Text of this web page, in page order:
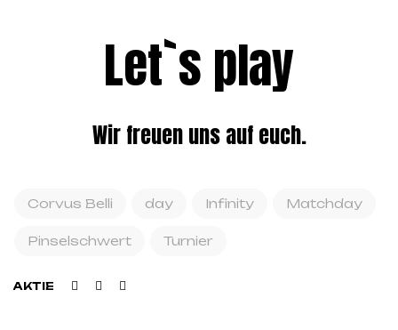
Let`s play
Wir freuen uns auf euch.
Corvus Belli day Infinity Matchday
Pinselschwert Turnier
AKTIE Facebook
Twitter